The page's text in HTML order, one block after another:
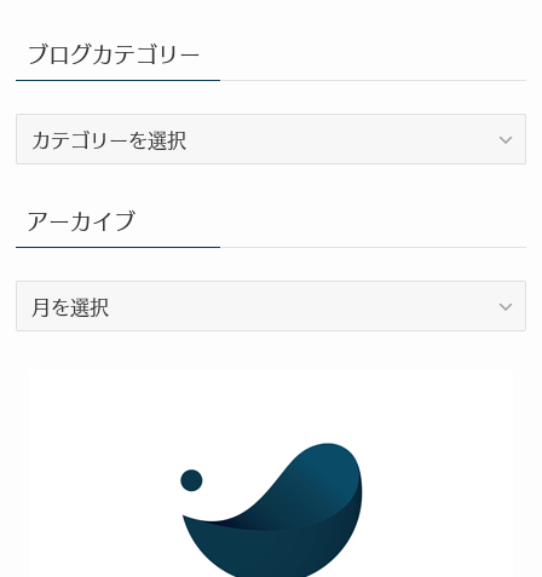
ブログカテゴリー
ロ
カ
テ
ゴ
リ
ー
アーカイブ
ー